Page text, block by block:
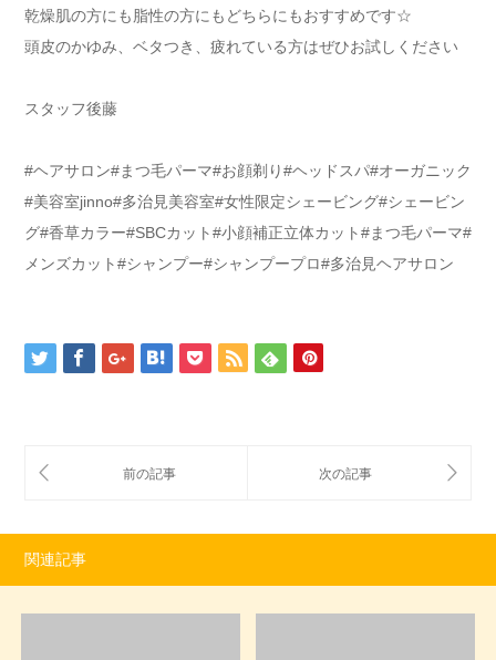
乾燥肌の方にも脂性の方にもどちらにもおすすめです☆
頭皮のかゆみ、ベタつき、疲れている方はぜひお試しください
スタッフ後藤
#ヘアサロン#まつ毛パーマ#お顔剃り#ヘッドスパ#オーガニック
#美容室jinno#多治見美容室#女性限定シェービング#シェービン
グ#香草カラー#SBCカット#小顔補正立体カット#まつ毛パーマ#
メンズカット#シャンプー#シャンプープロ#多治見ヘアサロン
関連記事